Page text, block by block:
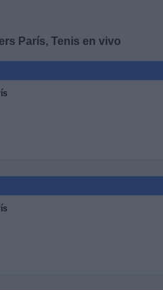
París, Tenis en vivo